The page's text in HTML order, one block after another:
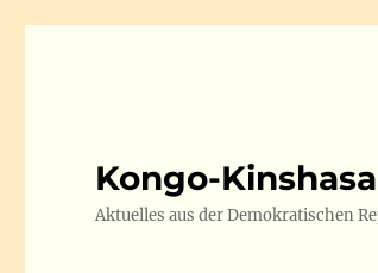
Kongo-
Aktuelles aus der Demokratischen